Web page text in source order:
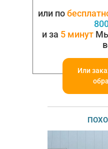
или по
и за 5 минут
Или